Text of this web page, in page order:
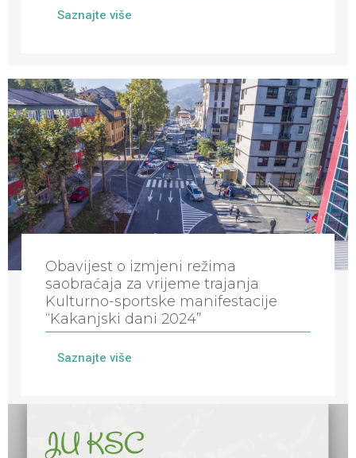
Saznajte više
Obavijest o izmjeni režima
saobraćaja za vrijeme trajanja
Kulturno-sportske manifestacije
“Kakanjski dani 2024”
Saznajte više